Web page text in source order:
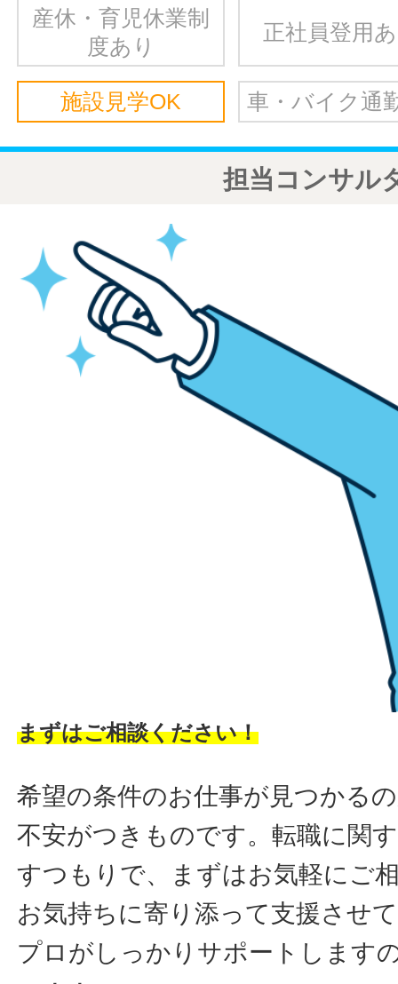
産休・育児休業制
度あり
正社員登用
施設見学OK 車・バイク通
担当コンサル
まずはご相談ください！
希望の条件のお仕事が見つかる
不安がつきものです。転職に関
すつもりで、まずはお気軽にご
お気持ちに寄り添って支援させ
プロがしっかりサポートします